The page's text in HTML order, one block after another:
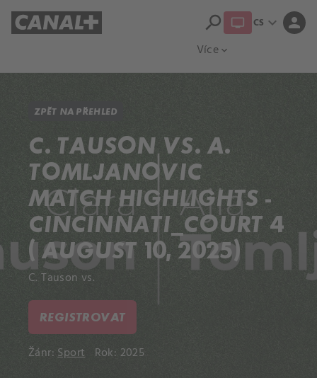
Více expand_more
search CS expand_more person
ZPĚT NA PŘEHLED
C. TAUSON VS. A.
TOMLJANOVIC
MATCH HIGHLIGHTS -
CINCINNATI_COURT 4
( AUGUST 10, 2025)
C. Tauson vs.
REGISTROVAT
Žánr:Sport Rok: 2025